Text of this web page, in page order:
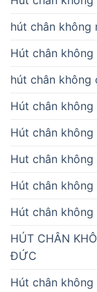
hút chân không
Hút chân
hút chân không
Hút chân
Hút chân không
Hut chân không
Hút chân không
Hút chân không
HÚT CHÂN
ĐỨC
Hút chân